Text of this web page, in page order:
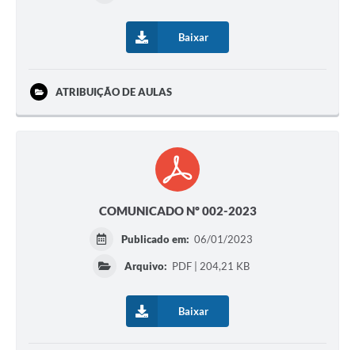
Baixar
ATRIBUIÇÃO DE AULAS
COMUNICADO Nº 002-2023
Publicado em: 06/01/2023
Arquivo: PDF | 204,21 KB
Baixar